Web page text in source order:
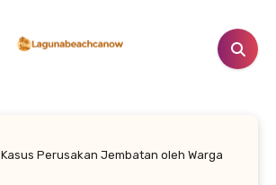
Perusakan Jembatan oleh Warga